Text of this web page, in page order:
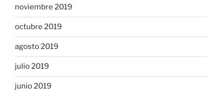
noviembre 2019
octubre 2019
agosto 2019
julio 2019
junio 2019